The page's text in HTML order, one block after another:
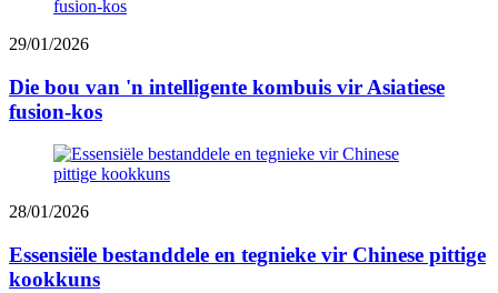
29/01/2026
Die bou van 'n intelligente kombuis vir Asiatiese
fusion-kos
28/01/2026
Essensiële bestanddele en tegnieke vir Chinese pittige
kookkuns